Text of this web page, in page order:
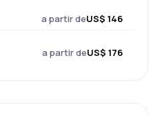
a partir deUS$ 146
a partir deUS$ 176